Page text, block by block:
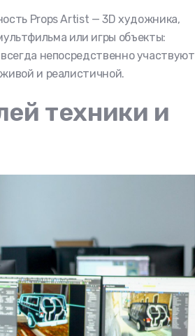
Props Artist — 3D художника,
или игры объекты:
непосредственно участвуют
и реалистичной.
техники и